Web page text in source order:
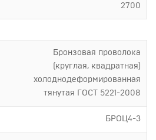
2700
Бронзовая проволока
(круглая, квадратная)
холоднодеформированная
тянутая ГОСТ 5221-2008
БРОЦ4-3